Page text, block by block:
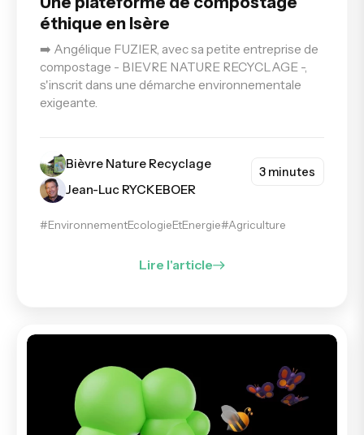
éthique en Isère
➡️ Angélique FUZIER, avec sa petite entreprise de
compostage - BIEVRE NATURE RECYCLAGE -,
s'inscrit dans une démarche environnementale
exigeante.
Bièvre Nature Recyclage
Jean-Luc RYCKEBOER
3 minutes
#EnvironnementEcologieEtEnergie#Agriculture
Lire l'article